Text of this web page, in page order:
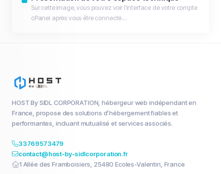
Sur cette image, vous pouvez voir l'interface de votre compte
cPanel après vous être connecté....
HOST By SIDL CORPORATION, hébergeur web indépendant en
France, propose des solutions d’hébergement fiables et
performantes, incluant mutualisé et services associés.
33769573479
contact@host-by-sidlcorporation.fr
1 Allée des Framboisiers, 25480 Ecoles-Valentin, France